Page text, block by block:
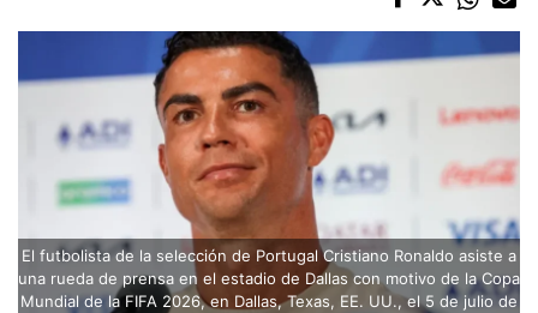
El futbolista de la selección de Portugal Cristiano Ronaldo asiste a
una rueda de prensa en el estadio de Dallas con motivo de la Copa
Mundial de la FIFA 2026, en Dallas, Texas, EE. UU., el 5 de julio de